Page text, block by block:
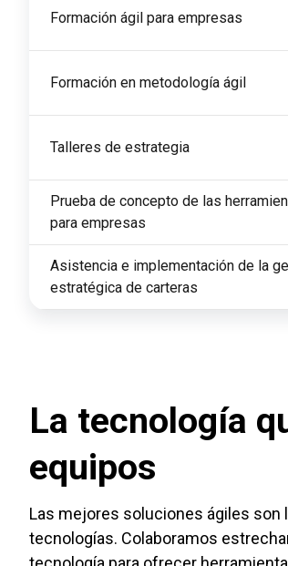
Formación ágil para empresas
Formación en metodología ágil
Talleres de estrategia
Prueba de concepto de las
para empresas
Asistencia e implementación de la
estratégica de carteras
La tecnología
equipos
Las mejores soluciones ágiles son
tecnologías. Colaboramos